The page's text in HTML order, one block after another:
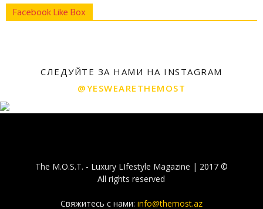
Facebook Like Box
СЛЕДУЙТЕ ЗА НАМИ НА INSTAGRAM
@YESWEARETHEMOST
The M.O.S.T. - Luxury LIfestyle Magazine | 2017 ©
All rights reserved
Свяжитесь с нами: info@themost.az